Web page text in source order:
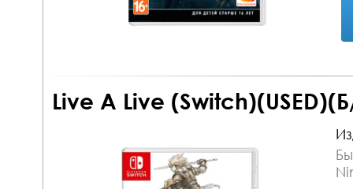
Live A Live